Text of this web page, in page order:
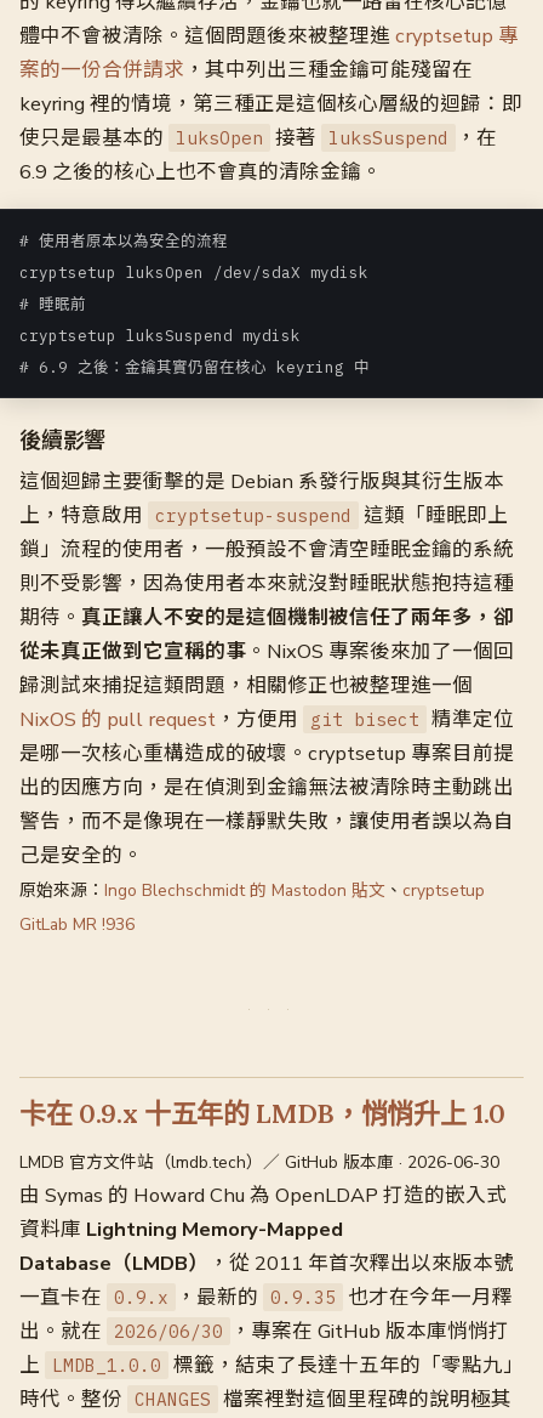
體中不會被清除。這個問題後來被整理進 cryptsetup 專
案的一份合併請求 ，其中列出三種金鑰可能殘留在
keyring 裡的情境，第三種正是這個核心層級的迴歸：即
使只是最基本的
luksOpen 接著 luksSuspend
，在
6.9 之後的核心上也不會真的清除金鑰。
# 使用者原本以為安全的流程
cryptsetup luksOpen /dev/sdaX mydisk
# 睡眠前
cryptsetup luksSuspend mydisk
# 6.9 之後：金鑰其實仍留在核心 keyring 中
後續影響
這個迴歸主要衝擊的是 Debian 系發行版與其衍生版本
上，特意啟用
cryptsetup-suspend
這類「睡眠即上
鎖」流程的使用者，一般預設不會清空睡眠金鑰的系統
則不受影響，因為使用者本來就沒對睡眠狀態抱持這種
期待。 真正讓人不安的是這個機制被信任了兩年多，卻
從未真正做到它宣稱的事 。NixOS 專案後來加了一個回
歸測試來捕捉這類問題，相關修正也被整理進一個
NixOS 的 pull request ，方便用 git bisect 精準定位
是哪一次核心重構造成的破壞。cryptsetup 專案目前提
出的因應方向，是在偵測到金鑰無法被清除時主動跳出
警告，而不是像現在一樣靜默失敗，讓使用者誤以為自
己是安全的。
原始來源： Ingo Blechschmidt 的 Mastodon 貼文 、 cryptsetup
GitLab MR !936
卡在 0.9.x 十五年的 LMDB，悄悄升上 1.0
LMDB 官方文件站（lmdb.tech）／ GitHub 版本庫 · 2026-06-30
由 Symas 的 Howard Chu 為 OpenLDAP 打造的嵌入式
資料庫 Lightning Memory-Mapped
Database（LMDB）
，從 2011 年首次釋出以來版本號
一直卡在 0.9.x ，最新的 0.9.35
也才在今年一月釋
出。就在
2026/06/30
，專案在 GitHub 版本庫悄悄打
上
LMDB_1.0.0 標籤，結束了長達十五年的「零點九」
時代。整份 CHANGES 檔案裡對這個里程碑的說明極其